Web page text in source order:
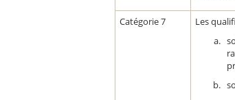
Catégorie 7
Les